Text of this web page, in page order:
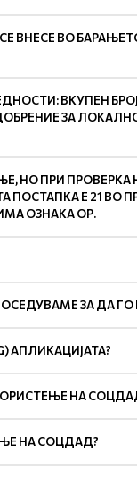
ВНЕСЕ ВО
ВКУПЕН
ЗА
НО ПРИ ПРОВЕРКА
ПОСТАПКА Е 21
ОЗНАКА ОР.
ЗА ДА
АПЛИКАЦИЈАТА?
НА
НА СОЦДАД?